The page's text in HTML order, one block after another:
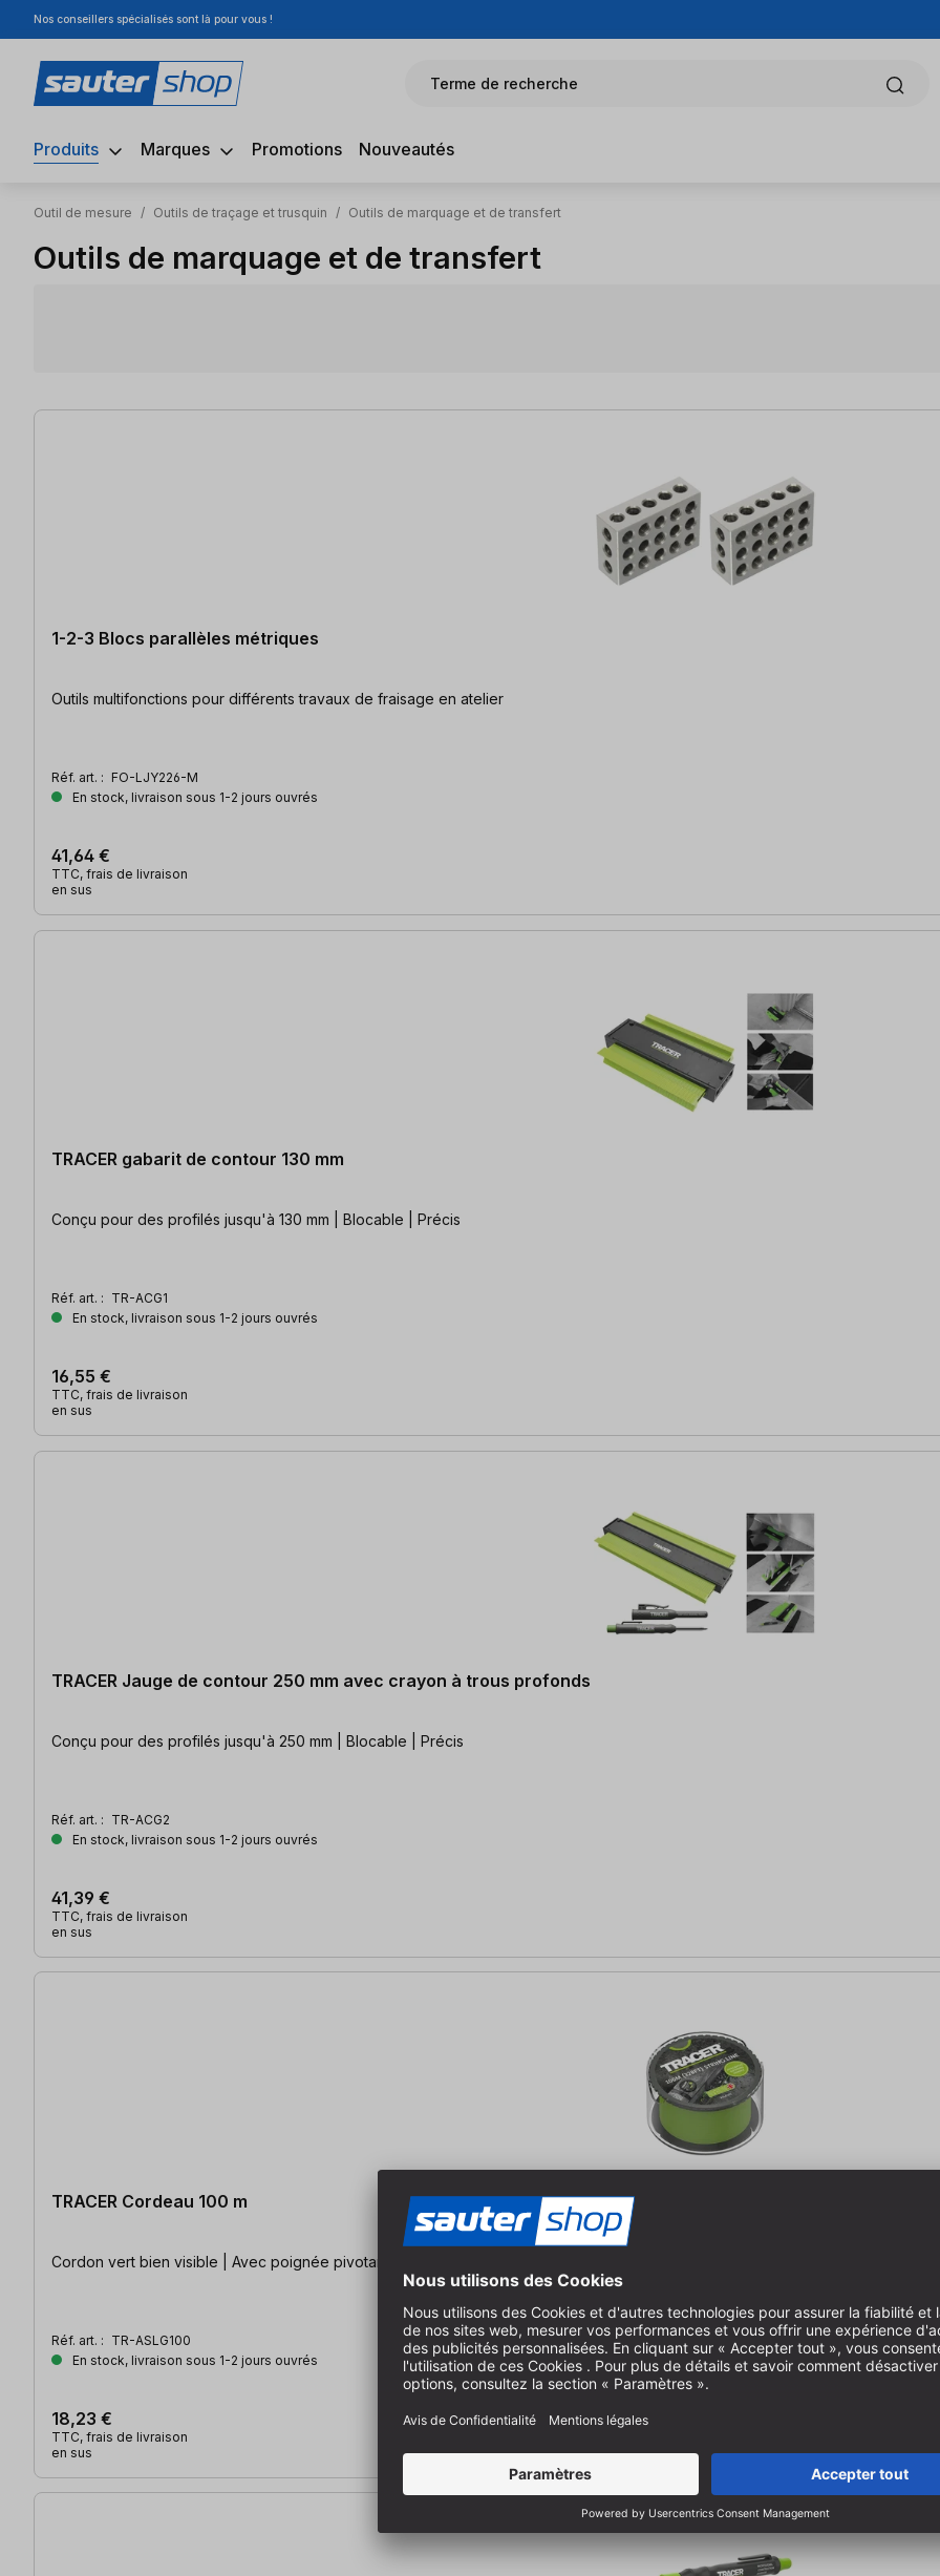
au contenu principal
Passer à la recherche
Passer à la navigation principale
Nos conseillers spécialisés sont là pour vous !
Terme de recherche
Produits Marques Promotions Nouveautés
Outil de mesure / Outils de traçage et trusquin / Outils de marquage et de transfert
Outils de marquage et de transfert
48 articles trouvés
1-2-3 Blocs parallèles métriques
Outils multifonctions pour différents travaux de fraisage en atelier
Réf. art. : FO-LJY226-M
En stock, livraison sous 1-2 jours ouvrés
41,64 €
TTC, frais de livraison
en sus
TRACER gabarit de contour 130 mm
Conçu pour des profilés jusqu'à 130 mm | Blocable | Précis
Réf. art. : TR-ACG1
En stock, livraison sous 1-2 jours ouvrés
16,55 €
TTC, frais de livraison
en sus
TRACER Jauge de contour 250 mm avec crayon à trous profonds
Conçu pour des profilés jusqu'à 250 mm | Blocable | Précis
Réf. art. : TR-ACG2
En stock, livraison sous 1-2 jours ouvrés
41,39 €
TTC, frais de livraison
en sus
TRACER Cordeau 100 m
Cordon vert bien visible | Avec poignée pivotante pour dérouler facilement le cordon | Marquage de lignes droites jusqu'à 100
Réf. art. : TR-ASLG100
En stock, livraison sous 1-2 jours ouvrés
18,23 €
TTC, frais de livraison
en sus